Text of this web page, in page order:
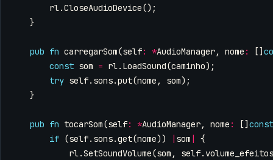
rl.CloseAudioDevice();
}
pub fn carregarSom(self: *AudioManager, nome : []
const som = rl. LoadSound(caminho);
try self. sons.put(nome , som);
}
pub fn tocarSom(self: *AudioManager, nome : [] const
if (self. sons.get(nome)) som
{
rl.SetSoundVolume(som , self. volume_efeitos